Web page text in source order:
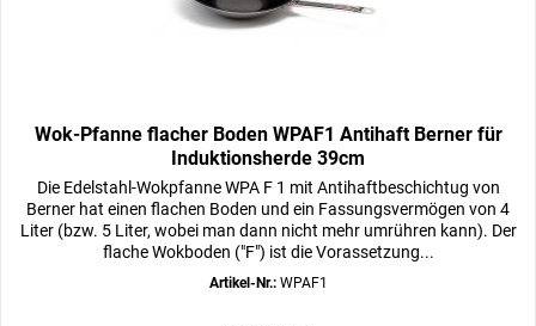
Wok-Pfanne flacher Boden WPAF1 Antihaft Berner für
Induktionsherde 39cm
Die Edelstahl-Wokpfanne WPA F 1 mit Antihaftbeschichtug von
Berner hat einen flachen Boden und ein Fassungsvermögen von 4
Liter (bzw. 5 Liter, wobei man dann nicht mehr umrühren kann). Der
flache Wokboden ("F") ist die Vorassetzung...
Artikel-Nr.:WPAF1